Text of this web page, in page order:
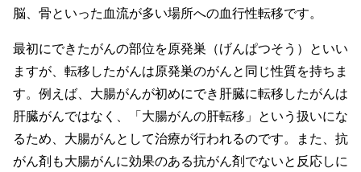
脳、骨といった血流が多い場所への血行性転移です。
最初にできたがんの部位を原発巣（げんぱつそう）といい
ますが、転移したがんは原発巣のがんと同じ性質を持ちま
す。例えば、大腸がんが初めにでき肝臓に転移したがんは
肝臓がんではなく、「大腸がんの肝転移」という扱いにな
るため、大腸がんとして治療が行われるのです。また、抗
がん剤も大腸がんに効果のある抗がん剤でないと反応しに